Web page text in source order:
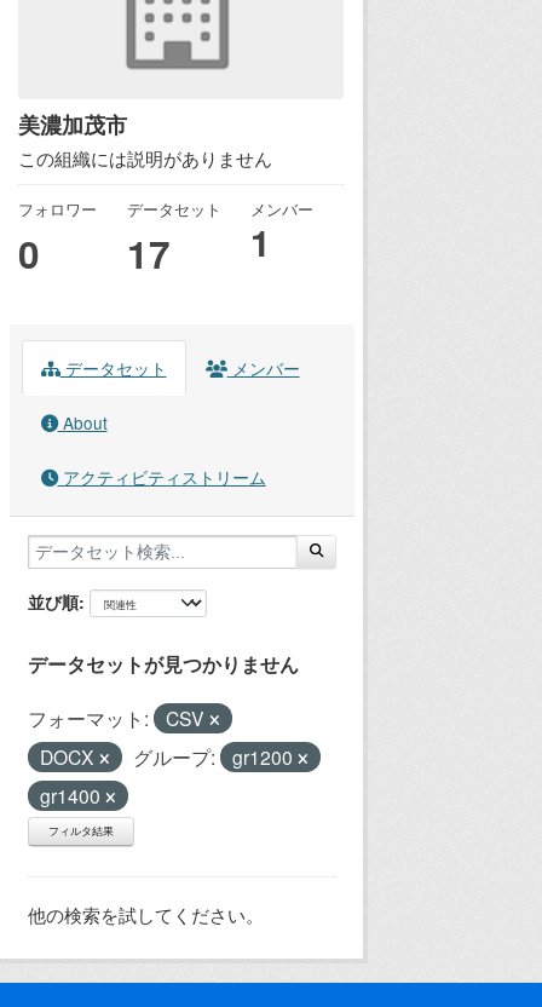
美濃加茂市
この組織には説明がありません
フォロワー
0
データセット
17
メンバー
1
データセット メンバー
About
アクティビティストリーム
並び順
データセットが見つかりません
フォーマット:
CSV
DOCX
グループ:
gr1200
gr1400
フィルタ結果
他の検索を試してください。